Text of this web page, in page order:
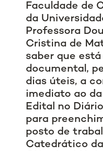
Faculdade de
da
Professora
Cristina de
saber que
documental,
dias úteis, a
imediato ao
Edital no
para
posto de
Catedrático